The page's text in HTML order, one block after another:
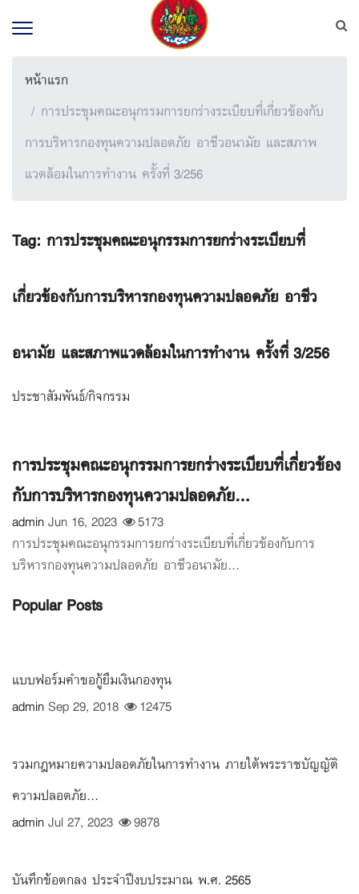
หน้าแรก
การประชุมคณะอนุกรรมการยกร่างระเบียบที่เกี่ยวข้องกับ
การบริหารกองทุนความปลอดภัย อาชีวอนามัย และสภาพ
แวดล้อมในการทำงาน ครั้งที่ 3/256
Tag: การประชุมคณะอนุกรรมการยกร่างระเบียบที่
เกี่ยวข้องกับการบริหารกองทุนความปลอดภัย อาชีว
อนามัย และสภาพแวดล้อมในการทำงาน ครั้งที่ 3/256
ประชาสัมพันธ์/กิจกรรม
การประชุมคณะอนุกรรมการยกร่างระเบียบที่เกี่ยวข้อง
กับการบริหารกองทุนความปลอดภัย...
adminJun 16, 2023
5173
การประชุมคณะอนุกรรมการยกร่างระเบียบที่เกี่ยวข้องกับการ
บริหารกองทุนความปลอดภัย อาชีวอนามัย...
Popular Posts
แบบฟอร์มคำขอกู้ยืมเงินกองทุน
admin Sep 29, 2018 12475
รวมกฎหมายความปลอดภัยในการทำงาน ภายใต้พระราชบัญญัติ
ความปลอดภัย...
adminJul 27, 2023 9878
บันทึกข้อตกลง ประจำปีงบประมาณ พ.ศ. 2565